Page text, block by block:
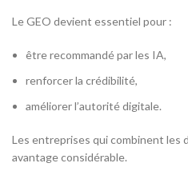
Le GEO devient essentiel pour :
être recommandé par les IA,
renforcer la crédibilité,
améliorer l’autorité digitale.
Les entreprises qui combinent les
avantage considérable.